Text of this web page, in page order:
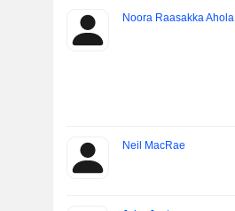
Noora Raasakka Ahola
Neil MacRae